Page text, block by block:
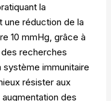
la
réduction de la
10 mmHg, grâce à
recherches
immunitaire
résister aux
des